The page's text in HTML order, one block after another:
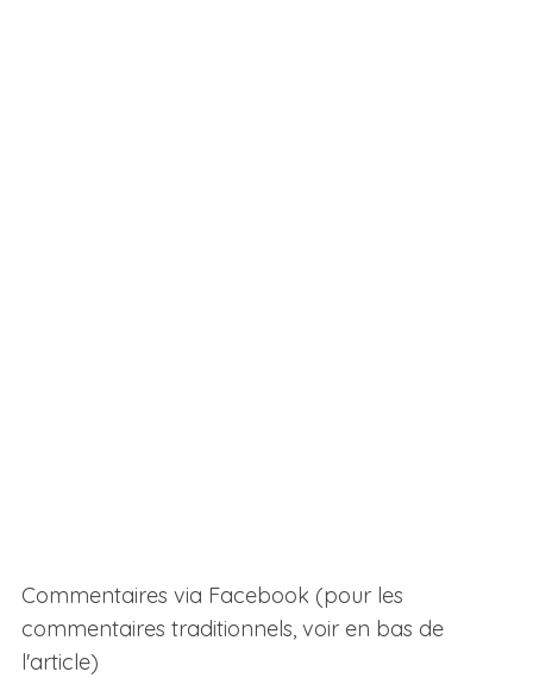
Commentaires via Facebook (pour les
commentaires traditionnels, voir en bas de
l'article)